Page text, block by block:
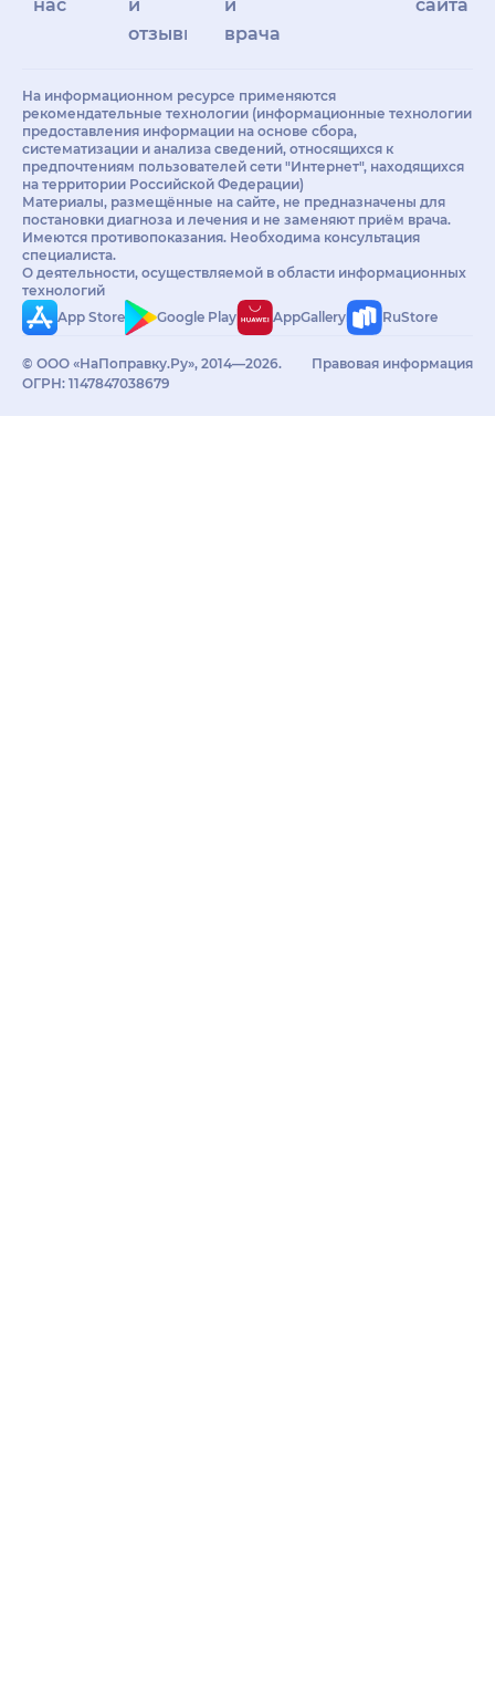
нас
и
отзывы
и
врачам
сайта
На информационном ресурсе применяются
рекомендательные технологии (информационные технологии
предоставления информации на основе сбора,
систематизации и анализа сведений, относящихся к
предпочтениям пользователей сети "Интернет", находящихся
на территории Российской Федерации)
Материалы, размещённые на сайте, не предназначены для
постановки диагноза и лечения и не заменяют приём врача.
Имеются противопоказания. Необходима консультация
специалиста.
О деятельности, осуществляемой в области информационных
технологий
App Store
Google Play AppGallery RuStore
© ООО «НаПоправку.Ру», 2014—2026.
ОГРН: 1147847038679
Правовая информация